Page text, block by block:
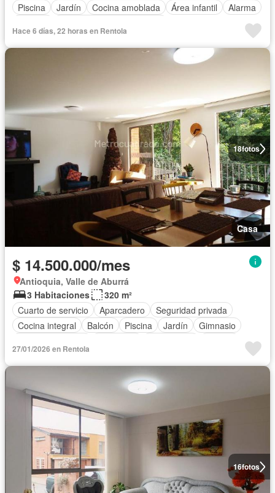
Piscina
Jardín Cocina amoblada Área infantil
Alarma
Hace 6 días, 22 horas en Rentola
18fotos
Casa
$ 14.500.000/mes
Antioquia, Valle de Aburrá
3 Habitaciones
320 m²
Cuarto de servicio
Aparcadero
Seguridad privada
Cocina integral
Balcón Piscina Jardín
Gimnasio
Alarma
Terraza
27/01/2026 en Rentola
16fotos